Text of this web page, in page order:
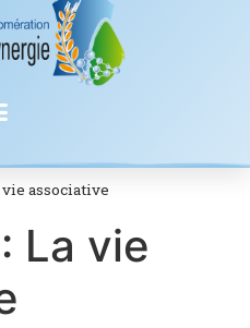
vie associative
La vie